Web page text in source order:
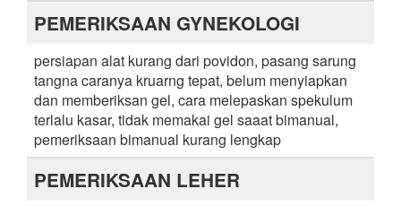
PEMERIKSAAN GYNEKOLOGI
persiapan alat kurang dari povidon, pasang sarung
tangna caranya kruarng tepat, belum menyiapkan
dan memberiksan gel, cara melepaskan spekulum
terlalu kasar, tidak memakai gel saaat bimanual,
pemeriksaan bimanual kurang lengkap
PEMERIKSAAN LEHER